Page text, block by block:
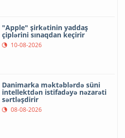
"Apple" şirkətinin yaddaş
çiplərini sınaqdan keçirir
10-08-2026
Danimarka məktəblərdə süni
intellektdən istifadəyə nəzarəti
sərtləşdirir
08-08-2026